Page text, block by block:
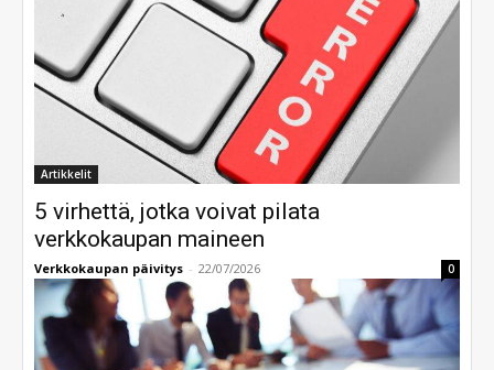
Artikkelit
5 virhettä, jotka voivat pilata
verkkokaupan maineen
Verkkokaupan päivitys - 22/07/2026 0